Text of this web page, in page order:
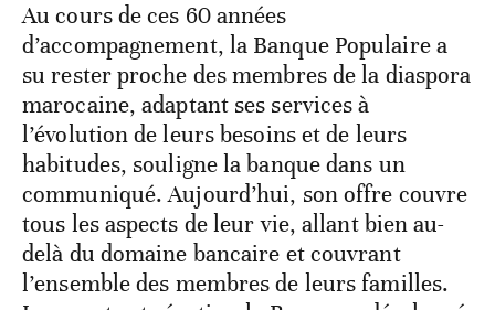
Au cours de ces 60 années
d’accompagnement, la Banque Populaire a
su rester proche des membres de la diaspora
marocaine, adaptant ses services à
l’évolution de leurs besoins et de leurs
habitudes, souligne la banque dans un
communiqué. Aujourd’hui, son offre couvre
tous les aspects de leur vie, allant bien au-
delà du domaine bancaire et couvrant
l’ensemble des membres de leurs familles.